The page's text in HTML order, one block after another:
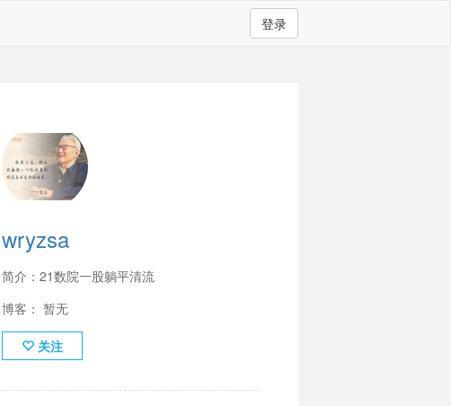
登录
wryzsa
简介：21数院一股躺平清流
博客： 暂无
关注